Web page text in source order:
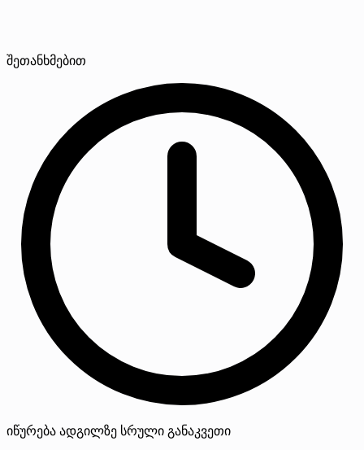
შეთანხმებით
იწურება ადგილზე სრული განაკვეთი